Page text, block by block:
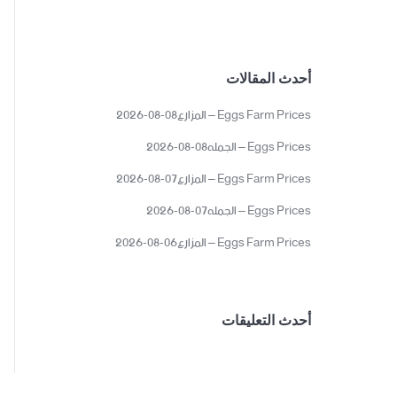
أحدث المقالات
Eggs Farm Prices – المزارع08-08-2026
Eggs Prices – الجمله08-08-2026
Eggs Farm Prices – المزارع07-08-2026
Eggs Prices – الجمله07-08-2026
Eggs Farm Prices – المزارع06-08-2026
أحدث التعليقات